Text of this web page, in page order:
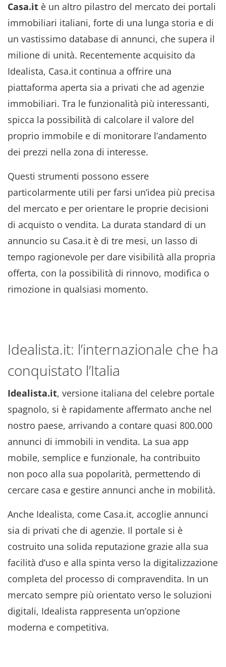
Casa.it è un altro pilastro del mercato dei portali
immobiliari italiani, forte di una lunga storia e di
un vastissimo database di annunci, che supera il
milione di unità. Recentemente acquisito da
Idealista, Casa.it continua a offrire una
piattaforma aperta sia a privati che ad agenzie
immobiliari. Tra le funzionalità più interessanti,
spicca la possibilità di calcolare il valore del
proprio immobile e di monitorare l’andamento
dei prezzi nella zona di interesse.
Questi strumenti possono essere
particolarmente utili per farsi un’idea più precisa
del mercato e per orientare le proprie decisioni
di acquisto o vendita. La durata standard di un
annuncio su Casa.it è di tre mesi, un lasso di
tempo ragionevole per dare visibilità alla propria
offerta, con la possibilità di rinnovo, modifica o
rimozione in qualsiasi momento.
Idealista.it: l’internazionale che ha
conquistato l’Italia
Idealista.it, versione italiana del celebre portale
spagnolo, si è rapidamente affermato anche nel
nostro paese, arrivando a contare quasi 800.000
annunci di immobili in vendita. La sua app
mobile, semplice e funzionale, ha contribuito
non poco alla sua popolarità, permettendo di
cercare casa e gestire annunci anche in mobilità.
Anche Idealista, come Casa.it, accoglie annunci
sia di privati che di agenzie. Il portale si è
costruito una solida reputazione grazie alla sua
facilità d’uso e alla spinta verso la digitalizzazione
completa del processo di compravendita. In un
mercato sempre più orientato verso le soluzioni
digitali, Idealista rappresenta un’opzione
moderna e competitiva.